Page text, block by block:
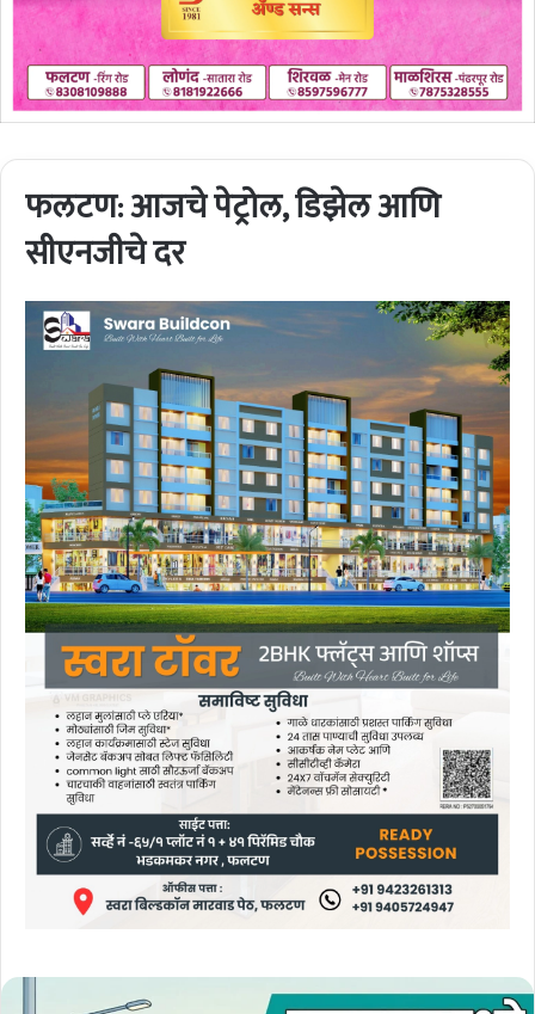
फलटण: आजचे पेट्रोल, डिझेल आणि
सीएनजीचे दर